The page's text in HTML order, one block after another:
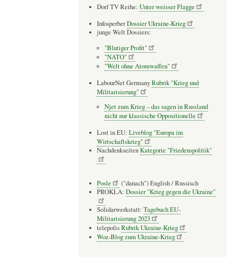
Dorf TV Reihe: Unter weisser Flagge
InfosperberDossier Ukraine-Krieg
junge Welt Dossiers:
"Blutiger Profit"
"NATO"
"Welt ohne Atomwaffen"
LabourNet GermanyRubrik "Krieg und
Militarisierung"
Njet zum Krieg – das sagen in Russland
nicht nur klassische Oppositionelle
Lost in EU: Liveblog "Europa im
Wirtschaftskrieg"
NachdenkseitenKategorie "Friedenspolitik"
Posle
("danach") English / Russisch
PROKLA: Dossier "Krieg gegen die Ukraine"
Solidarwerkstatt: Tagebuch EU-
Militarisierung 2023
telepolisRubrik Ukraine-Krieg
Woz-Blog zum Ukraine-Krieg